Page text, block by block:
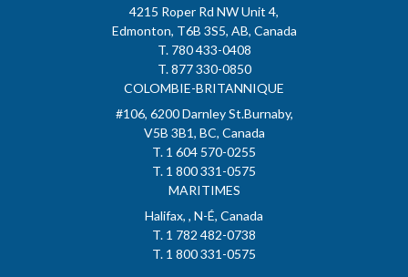
4215 Roper Rd NW Unit 4,
Edmonton, T6B 3S5, AB, Canada
T. 780 433-0408
T. 877 330-0850
COLOMBIE-BRITANNIQUE
#106, 6200 Darnley St.Burnaby,
V5B 3B1, BC, Canada
T. 1 604 570-0255
T. 1 800 331-0575
MARITIMES
Halifax, , N-É, Canada
T. 1 782 482-0738
T. 1 800 331-0575